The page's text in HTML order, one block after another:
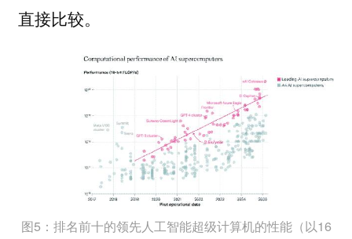
直接比较。
图5：排名前十的领先人工智能超级计算机的性能（以16